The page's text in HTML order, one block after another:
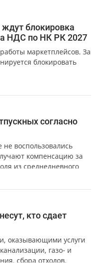
блокировка
НДС по НК РК 2027
маркетплейсов. За
блокировать
согласно
воспользовались
компенсацию за
из среднедневного
кто сдает
оказывающими услуги
газо- и
сбора отходов,